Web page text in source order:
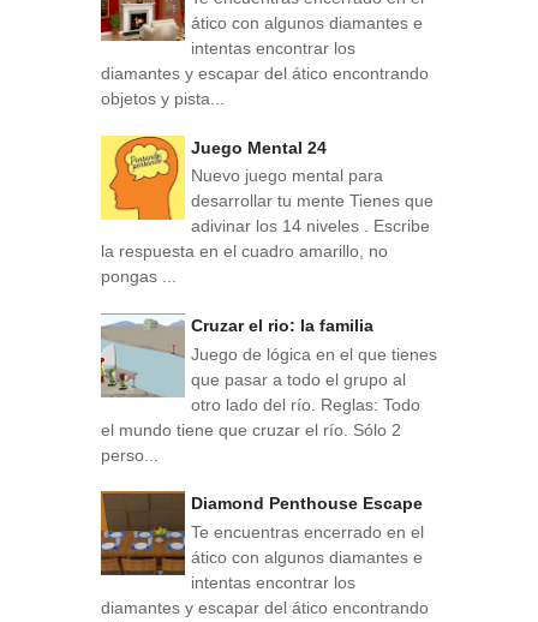
ático con algunos diamantes e
intentas encontrar los
diamantes y escapar del ático encontrando
objetos y pista...
Juego Mental 24
Nuevo juego mental para
desarrollar tu mente Tienes que
adivinar los 14 niveles . Escribe
la respuesta en el cuadro amarillo, no
pongas ...
Cruzar el rio: la familia
Juego de lógica en el que tienes
que pasar a todo el grupo al
otro lado del río. Reglas: Todo
el mundo tiene que cruzar el río. Sólo 2
perso...
Diamond Penthouse Escape
Te encuentras encerrado en el
ático con algunos diamantes e
intentas encontrar los
diamantes y escapar del ático encontrando